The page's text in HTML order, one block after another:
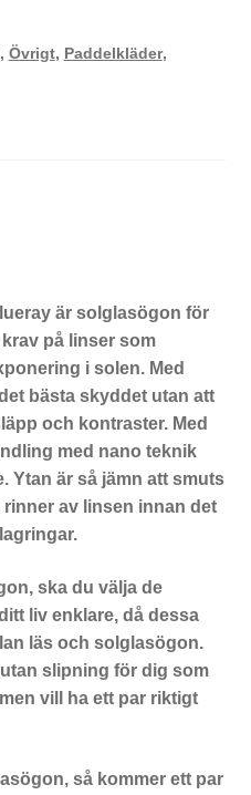
, Övrigt, Paddelkläder,
är solglasögon för
på linser som
i solen. Med
bästa skyddet utan att
och kontraster. Med
med nano teknik
Ytan är så jämn att smuts
av linsen innan det
ska du välja de
liv enklare, då dessa
läs och solglasögon.
slipning för dig som
vill ha ett par riktigt
så kommer ett par